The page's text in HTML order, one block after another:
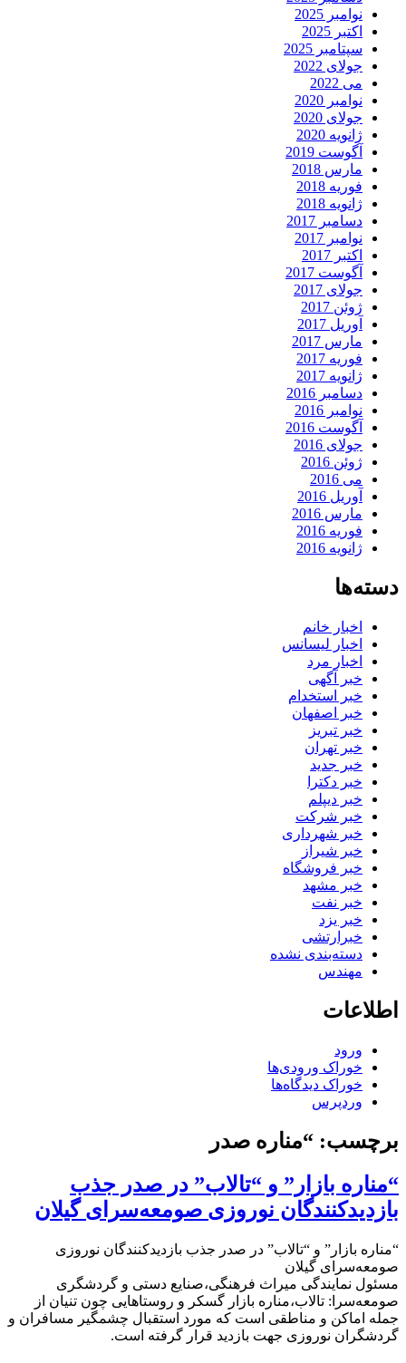
نوامبر 2025
اکتبر 2025
سپتامبر 2025
جولای 2022
می 2022
نوامبر 2020
جولای 2020
ژانویه 2020
آگوست 2019
مارس 2018
فوریه 2018
ژانویه 2018
دسامبر 2017
نوامبر 2017
اکتبر 2017
آگوست 2017
جولای 2017
ژوئن 2017
آوریل 2017
مارس 2017
فوریه 2017
ژانویه 2017
دسامبر 2016
نوامبر 2016
آگوست 2016
جولای 2016
ژوئن 2016
می 2016
آوریل 2016
مارس 2016
فوریه 2016
ژانویه 2016
دسته‌ها
اخبار خانم
اخبار لیسانس
اخبار مرد
خبر آگهی
خبر استخدام
خبر اصفهان
خبر تبریز
خبر تهران
خبر جدید
خبر دکترا
خبر دیپلم
خبر شرکت
خبر شهرداری
خبر شیراز
خبر فروشگاه
خبر مشهد
خبر نفت
خبر یزد
خبرارتشی
دسته‌بندی نشده
مهندس
اطلاعات
ورود
خوراک ورودی‌ها
خوراک دیدگاه‌ها
وردپرس
برچسب: “مناره صدر
“مناره بازار” و “تالاب” در صدر جذب
بازدیدکنندگان نوروزی صومعه‌سرای گیلان
“مناره بازار” و “تالاب” در صدر جذب بازدیدکنندگان نوروزی
صومعه‌سرای گیلان
مسئول نمایندگی میراث فرهنگی،صنایع دستی و گردشگری
صومعه‌سرا: تالاب،مناره بازار گسکر و روستاهایی چون تنیان از
جمله اماکن و مناطقی است که مورد استقبال چشمگیر مسافران و
گردشگران نوروزی جهت بازدید قرار گرفته است.